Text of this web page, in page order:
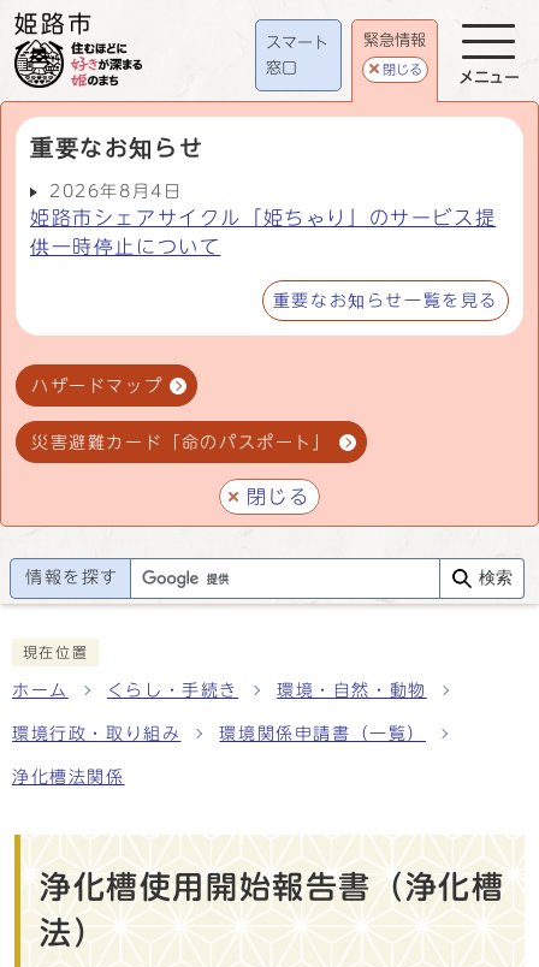
スマート
窓口
緊急情報
閉じる
重要なお知らせ
2026年8月4日
姫路市シェアサイクル「姫ちゃり」のサービス提
供一時停止について
重要なお知らせ一覧を見る
ハザードマップ
災害避難カード「命のパスポート」
閉じる
メニュー
情報を探す 検索
現在位置
ホーム くらし・手続き 環境・自然・動物
環境行政・取り組み 環境関係申請書（一覧）
浄化槽法関係
浄化槽使用開始報告書（浄化槽
法）